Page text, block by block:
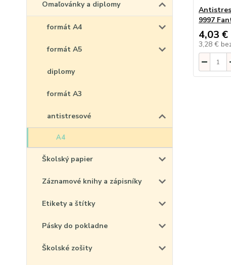
Omaľovánky a diplomy
formát A4
formát A5
diplomy
formát A3
antistresové
A4
Školský papier
Záznamové knihy a zápisníky
Etikety a štítky
Pásky do pokladne
Školské zošity
9997
4,03 €
3,28 €